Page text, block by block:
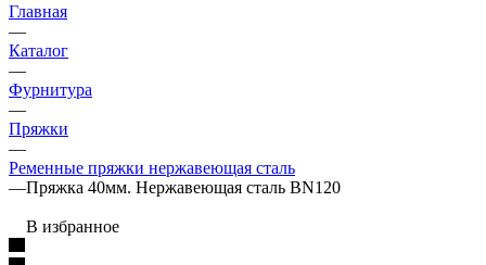
Главная
—
Каталог
—
Фурнитура
—
Пряжки
—
Ременные пряжки нержавеющая сталь
—Пряжка 40мм. Нержавеющая сталь BN120
В избранное